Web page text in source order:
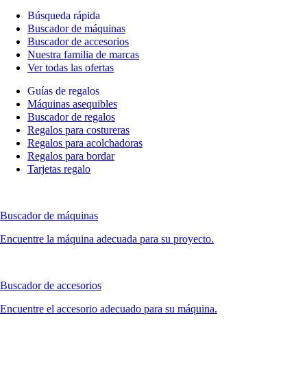
Búsqueda rápida
Buscador de máquinas
Buscador de accesorios
Nuestra familia de marcas
Ver todas las ofertas
Guías de regalos
Máquinas asequibles
Buscador de regalos
Regalos para costureras
Regalos para acolchadoras
Regalos para bordar
Tarjetas regalo
Buscador de máquinas
Encuentre la máquina adecuada para su proyecto.
Buscador de accesorios
Encuentre el accesorio adecuado para su máquina.